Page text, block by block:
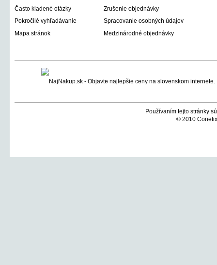
Často kladené otázky
Zrušenie objednávky
Pokročilé vyhľadávanie
Spracovanie osobných údajov
Mapa stránok
Medzinárodné objednávky
Používaním tejto stránky
© 2010